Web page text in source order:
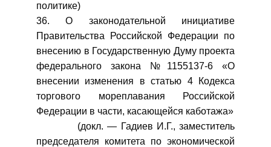
политике)
36. О законодательной инициативе
Правительства Российской Федерации по
внесению в Государственную Думу проекта
федерального закона №1155137-6 «О
внесении изменения в статью 4 Кодекса
торгового мореплавания Российской
Федерации в части, касающейся каботажа»
(докл. — Гадиев И.Г., заместитель
председателя комитета по экономической